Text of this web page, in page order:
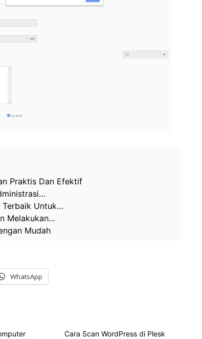
Praktis Dan Efektif
Terbaik Untuk…
Melakukan…
Mudah
WhatsApp
Cara Scan WordPress di Plesk